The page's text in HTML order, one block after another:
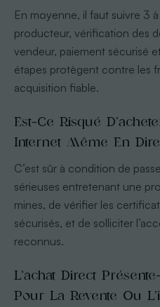
En moyenne, il faut suivre 3
producteur, vérification des
vendeur, paiement sécurisé
étapes protègent contre les
acquisition fiable.
Est-Ce Risqué
Internet Même En
C’est sûr à condition de
sérieuses entretenant une
mines, de vérifier les
sécurisés, et de solliciter
reconnus.
L’achat Direct
Pour La Revente Ou